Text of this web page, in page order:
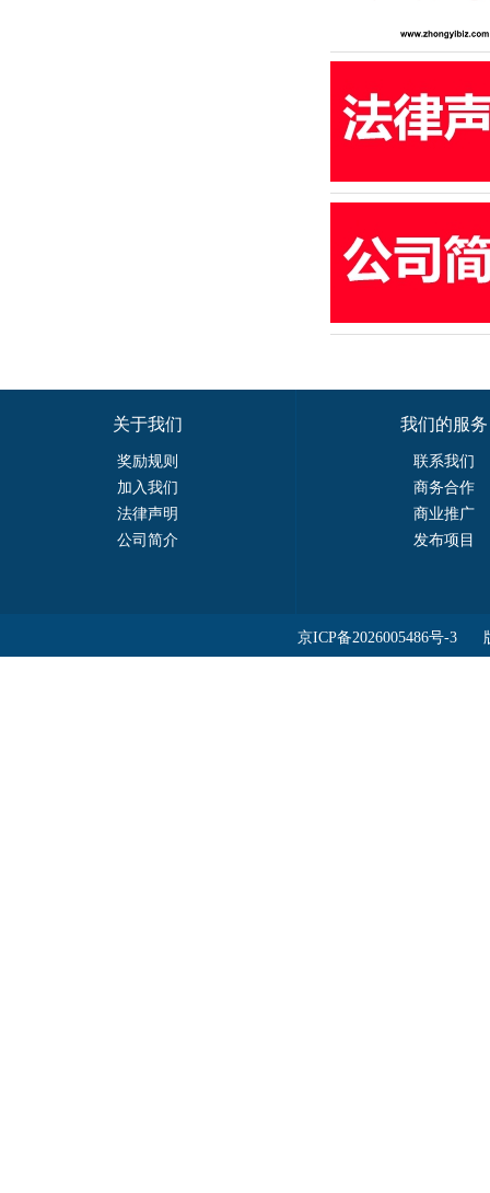
关于我们
奖励规则
加入我们
法律声明
公司简介
我们的服务
联系我们
商务合作
商业推广
发布项目
京ICP备2026005486号-3